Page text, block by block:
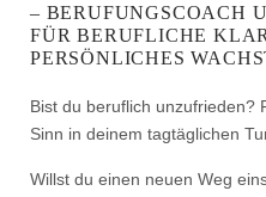
– BERUFUNGSCOACH
FÜR BERUFLICHE
PERSÖNLICHES
Bist du beruflich unzufrieden?
Sinn in deinem tagtäglichen
Willst du einen neuen Weg